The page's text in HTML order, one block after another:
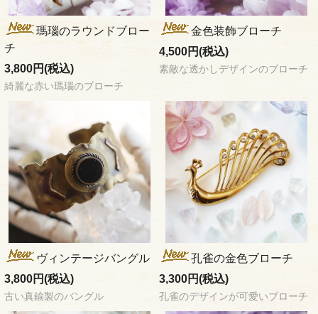
瑪瑙のラウンドブロー
チ
3,800円(税込)
綺麗な赤い瑪瑙のブローチ
金色装飾ブローチ
4,500円(税込)
素敵な透かしデザインのブローチ
ヴィンテージバングル
3,800円(税込)
古い真鍮製のバングル
孔雀の金色ブローチ
3,300円(税込)
孔雀のデザインが可愛いブローチ